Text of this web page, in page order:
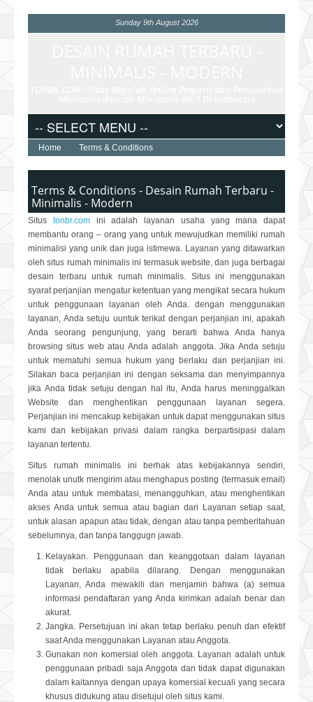
Sunday 9th August 2026
Home Terms & Conditions
Terms & Conditions - Desain Rumah Terbaru -
Minimalis - Modern
Situs tonbr.comini adalah layanan usaha yang mana dapat
membantu orang – orang yang untuk mewujudkan memiliki rumah
minimalisi yang unik dan juga istimewa. Layanan yang ditawarkan
oleh situs rumah minimalis ini termasuk website, dan juga berbagai
desain terbaru untuk rumah minimalis. Situs ini menggunakan
syarat perjanjian mengatur ketentuan yang mengikat secara hukum
untuk penggunaan layanan oleh Anda. dengan menggunakan
layanan, Anda setuju uuntuk terikat dengan perjanjian ini, apakah
Anda seorang pengunjung, yang berarti bahwa Anda hanya
browsing situs web atau Anda adalah anggota. Jika Anda setuju
untuk mematuhi semua hukum yang berlaku dan perjanjian ini.
Silakan baca perjanjian ini dengan seksama dan menyimpannya
jika Anda tidak setuju dengan hal itu, Anda harus meninggalkan
Website dan menghentikan penggunaan layanan segera.
Perjanjian ini mencakup kebijakan untuk dapat menggunakan situs
kami dan kebijakan privasi dalam rangka berpartisipasi dalam
layanan tertentu.
Situs rumah minimalis ini berhak atas kebijakannya sendiri,
menolak unutk mengirim atau menghapus posting (termasuk email)
Anda atau untuk membatasi, menangguhkan, atau menghentikan
akses Anda untuk semua atau bagian dari Layanan setiap saat,
untuk alasan apapun atau tidak, dengan atau tanpa pemberitahuan
sebelumnya, dan tanpa tanggugn jawab.
Kelayakan. Penggunaan dan keanggotaan dalam layanan
tidak berlaku apabila dilarang. Dengan menggunakan
Layanan, Anda mewakili dan menjamin bahwa (a) semua
informasi pendaftaran yang Anda kirimkan adalah benar dan
akurat.
Jangka. Persetujuan ini akan tetap berlaku penuh dan efektif
saat Anda menggunakan Layanan atau Anggota.
Gunakan non komersial oleh anggota. Layanan adalah untuk
penggunaan pribadi saja Anggota dan tidak dapat digunakan
dalam kaitannya dengan upaya komersial kecuali yang secara
khusus didukung atau disetujui oleh situs kami.